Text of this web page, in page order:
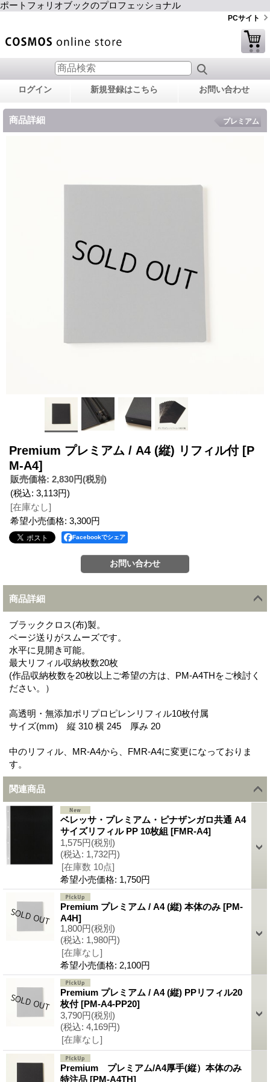
ポートフォリオブックのプロフェッショナル
PCサイト
ログイン 新規登録はこちら お問い合わせ
商品詳細 プレミアム
Premium プレミアム / A4 (縦) リフィル付 [P
M-A4]
販売価格: 2,830円(税別)
(税込: 3,113円)
[在庫なし]
希望小売価格: 3,300円
Facebookでシェア
商品詳細
ブラッククロス(布)製。
ページ送りがスムーズです。
水平に見開き可能。
最大リフィル収納枚数20枚
(作品収納枚数を20枚以上ご希望の方は、PM-A4THをご検討く
ださい。）
高透明・無添加ポリプロピレンリフィル10枚付属
サイズ(mm) 縦 310 横 245 厚み 20
中のリフィル、MR-A4から、FMR-A4に変更になっておりま
す。
関連商品
ベレッサ・プレミアム・ピナザンガロ共通 A4
サイズリフィル PP 10枚組 [FMR-A4]
1,575円(税別)
(税込: 1,732円)
[在庫数 10点]
希望小売価格: 1,750円
Premium プレミアム / A4 (縦) 本体のみ [PM-
A4H]
1,800円(税別)
(税込: 1,980円)
[在庫なし]
希望小売価格: 2,100円
Premium プレミアム / A4 (縦) PPリフィル20
枚付[PM-A4-PP20]
3,790円(税別)
(税込: 4,169円)
[在庫なし]
Premium プレミアム/A4厚手(縦）本体のみ
特注品 [PM-A4TH]